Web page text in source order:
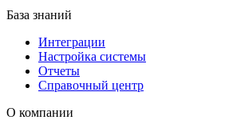
База знаний
Интеграции
Настройка системы
Отчеты
Справочный центр
О компании